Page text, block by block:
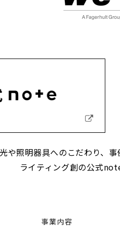
光や照明器具へのこだわり、
ライティング創の公式
事業内容